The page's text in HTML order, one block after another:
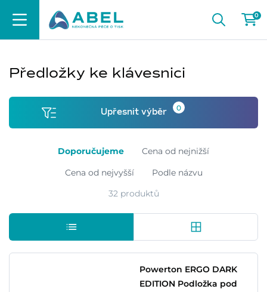
0
Předložky ke klávesnici
Upřesnit výběr 0
Doporučujeme
Cena od nejnižší
Cena od nejvyšší
Podle názvu
32 produktů
Powerton ERGO DARK
EDITION Podložka pod